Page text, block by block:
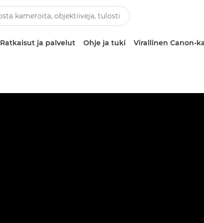
Ratkaisut ja palvelut Ohje ja tuki Virallinen Canon-